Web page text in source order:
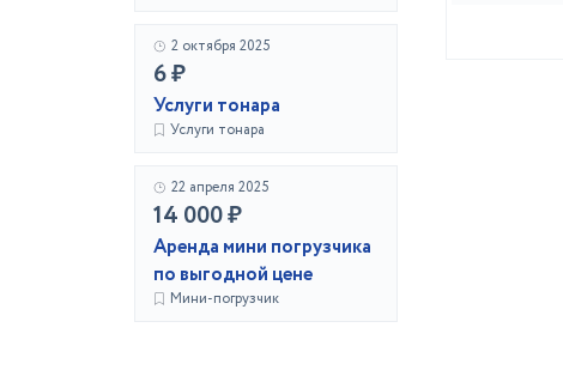
2 октября 2025
6 ₽
Услуги тонара
Услуги тонара
22 апреля 2025
14 000 ₽
Аренда мини погрузчика
по выгодной цене
Мини-погрузчик